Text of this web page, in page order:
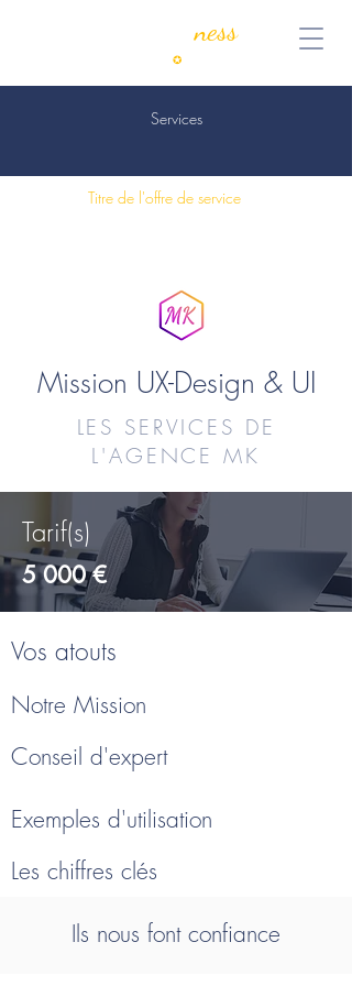
MyKeenness
✪
Services
Titre de l'offre de service
Mission UX-Design & UI
LES SERVICES DE
L'AGENCE MK
Tarif(s)
5 000 €
Vos atouts
Notre Mission
Conseil d'expert
Exemples d'utilisation
Les chiffres clés
Ils nous font confiance